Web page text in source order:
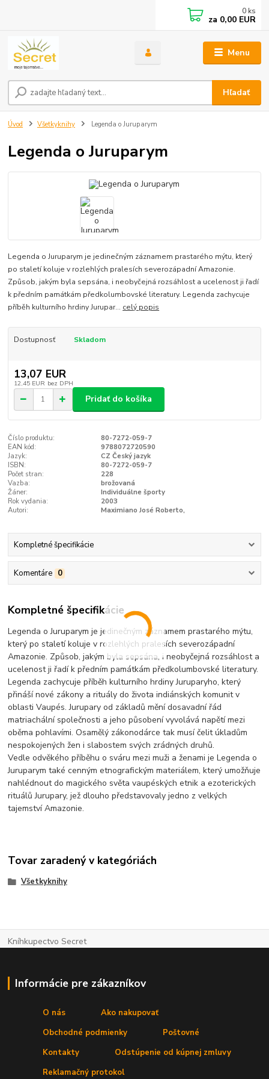
Menu
Hľadať
0 ks
za 0,00 EUR
Úvod Všetkyknihy Legenda o Juruparym
Legenda o Juruparym
Legenda o Juruparym je jedinečným záznamem prastarého mýtu, který
po staletí koluje v rozlehlých pralesích severozápadní Amazonie.
Způsob, jakým byla sepsána, i neobyčejná rozsáhlost a ucelenost ji řadí
k předním památkám předkolumbovské literatury. Legenda zachycuje
příběh kulturního hrdiny Jurupar... celý popis
Dostupnosť Skladom
13,07 EUR
12,45 EUR bez DPH
Pridať do košíka
Číslo produktu:
80-7272-059-7
EAN kód:
9788072720590
Jazyk:
CZ Český jazyk
ISBN:
80-7272-059-7
Počet stran:
228
Vazba:
brožovaná
Žáner:
Individuálne športy
Rok vydania:
2003
Autori:
Maximiano José Roberto,
Kompletné špecifikácie
Komentáre 0
Kompletné špecifikácie
Legenda o Juruparym je jedinečným záznamem prastarého mýtu,
který po staletí koluje v rozlehlých pralesích severozápadní
Amazonie. Způsob, jakým byla sepsána, i neobyčejná rozsáhlost a
ucelenost ji řadí k předním památkám předkolumbovské literatury.
Legenda zachycuje příběh kulturního hrdiny Juruparyho, který
přináší nové zákony a rituály do života indiánských komunit v
oblasti Vaupés. Jurupary od základů mění dosavadní řád
matriachální společnosti a jeho působení vyvolává napětí mezi
oběma pohlavími. Osamělý zákonodárce tak musí čelit úkladům
nespokojených žen i slabostem svých zrádných druhů.
Vedle odvěkého příběhu o sváru mezi muži a ženami je Legenda o
Juruparym také cenným etnografickým materiálem, který umožňuje
nahlédnout do magického světa vaupéských etnik a ezoterických
rituálů Jurupary, jež dlouho představovaly jedno z velkých
tajemství Amazonie.
Tovar zaradený v kategóriách
Všetkyknihy
Kníhkupectvo Secret
Informácie pre zákazníkov
O nás
Ako nakupovať
Obchodné podmienky
Poštovné
Kontakty
Odstúpenie od kúpnej zmluvy
Reklamačný protokol